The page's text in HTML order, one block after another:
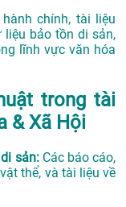
chính, tài liệu
liệu bảo tồn di sản,
lĩnh vực văn hóa
trong tài
& Xã Hội
sản: Các báo cáo,
thể, và tài liệu về